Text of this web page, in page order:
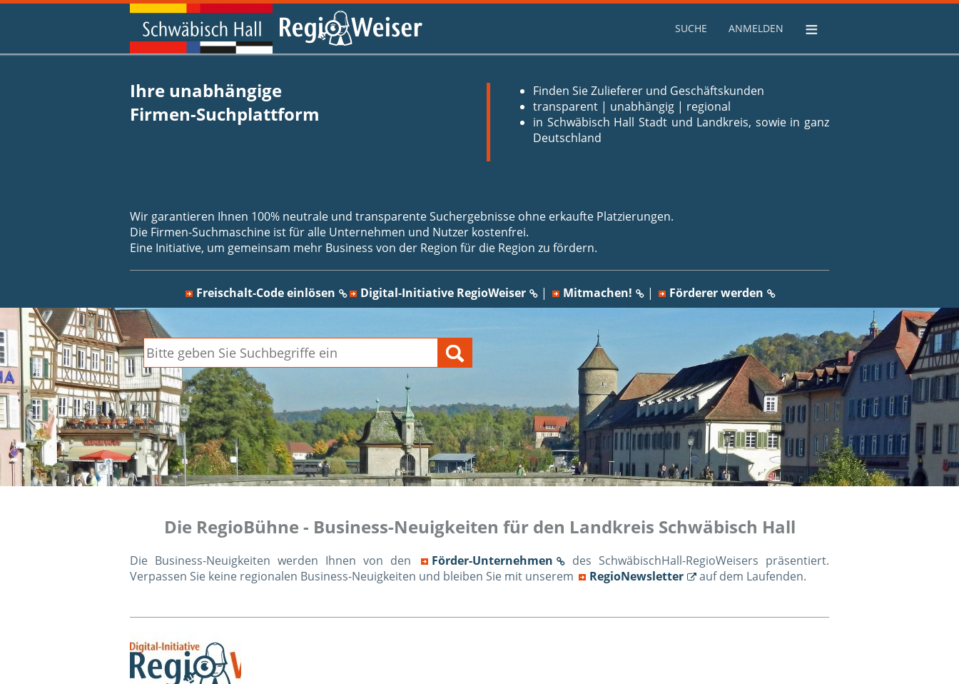
SUCHE ANMELDEN ≡
Ihre unabhängige
Firmen-Suchplattform
Finden Sie Zulieferer und Geschäftskunden
transparent | unabhängig | regional
in Schwäbisch Hall Stadt und Landkreis, sowie in ganz
Deutschland
Wir garantieren Ihnen 100% neutrale und transparente Suchergebnisse ohne erkaufte Platzierungen.
Die Firmen-Suchmaschine ist für alle Unternehmen und Nutzer kostenfrei.
Eine Initiative, um gemeinsam mehr Business von der Region für die Region zu fördern.
Freischalt-Code einlösen Digital-Initiative RegioWeiser | Mitmachen! | Förderer werden
Die RegioBühne - Business-Neuigkeiten für den Landkreis Schwäbisch Hall
Die Business-Neuigkeiten werden Ihnen von den Förder-Unternehmen
des SchwäbischHall-RegioWeisers präsentiert.
Verpassen Sie keine regionalen Business-Neuigkeiten und bleiben Sie mit unserem
RegioNewsletter auf dem Laufenden.